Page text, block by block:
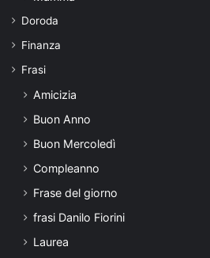
Doroda
Finanza
Frasi
Amicizia
Buon Anno
Buon Mercoledì
Compleanno
Frase del giorno
frasi Danilo Fiorini
Laurea